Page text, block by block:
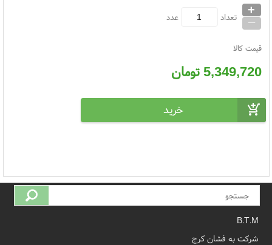
تعداد +
_ عدد
قیمت کالا
5,349,720تومان
B.T.M
شرکت به فشان کرج